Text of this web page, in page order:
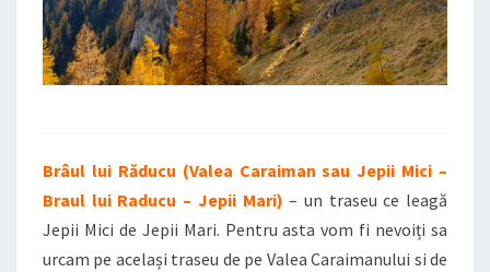
Brâul lui Răducu (Valea Caraiman sau Jepii Mici –
Braul lui Raducu – Jepii Mari) – un traseu ce leagă
Jepii Mici de Jepii Mari. Pentru asta vom fi nevoiți sa
urcam pe același traseu de pe Valea Caraimanului si de